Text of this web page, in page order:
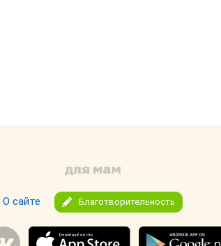
О сайте Благотворительность